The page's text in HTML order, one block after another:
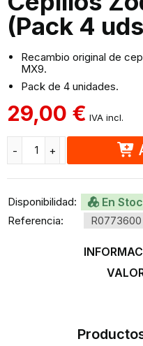
(Pack 4
Recambio original de
MX9.
Pack de 4 unidades.
29,00 € IVA incl.
Disponibilidad: En
Referencia: R0773600